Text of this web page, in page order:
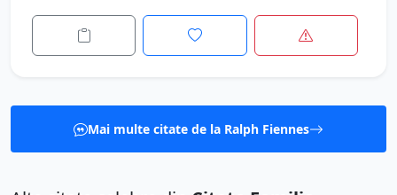
Mai multe citate de la Ralph Fiennes